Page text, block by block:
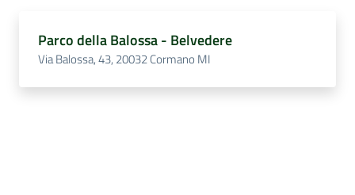
Parco della Balossa - Belvedere
Via Balossa, 43, 20032 Cormano MI